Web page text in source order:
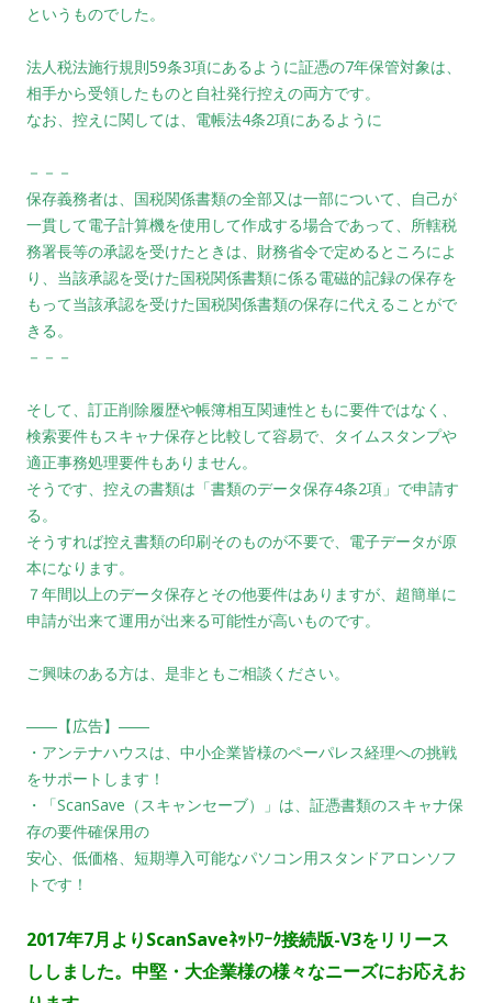
というものでした。
法人税法施行規則59条3項にあるように証憑の7年保管対象は、
相手から受領したものと自社発行控えの両方です。
なお、控えに関しては、電帳法4条2項にあるように
－－－
保存義務者は、国税関係書類の全部又は一部について、自己が
一貫して電子計算機を使用して作成する場合であって、所轄税
務署長等の承認を受けたときは、財務省令で定めるところによ
り、当該承認を受けた国税関係書類に係る電磁的記録の保存を
もって当該承認を受けた国税関係書類の保存に代えることがで
きる。
－－－
そして、訂正削除履歴や帳簿相互関連性ともに要件ではなく、
検索要件もスキャナ保存と比較して容易で、タイムスタンプや
適正事務処理要件もありません。
そうです、控えの書類は「書類のデータ保存4条2項」で申請す
る。
そうすれば控え書類の印刷そのものが不要で、電子データが原
本になります。
７年間以上のデータ保存とその他要件はありますが、超簡単に
申請が出来て運用が出来る可能性が高いものです。
ご興味のある方は、是非ともご相談ください。
――【広告】――
・アンテナハウスは、中小企業皆様のペーパレス経理への挑戦
をサポートします！
・「ScanSave（スキャンセーブ）」は、証憑書類のスキャナ保
存の要件確保用の
安心、低価格、短期導入可能なパソコン用スタンドアロンソフ
トです！
2017年7月よりScanSaveﾈｯﾄﾜｰｸ接続版-V3をリリース
ししました。 中堅・大企業様の様々なニーズにお応えお